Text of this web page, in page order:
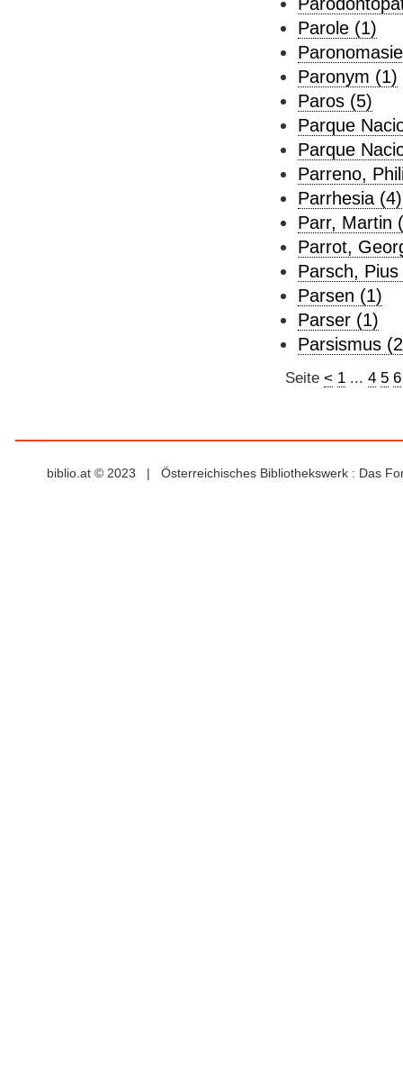
Parole (1)
Paronym (1)
Paros (5)
Parque
Parque
Parreno,
Parrhesia (4)
Parr, Martin
Parrot,
Parsch, Pius
Parsen (1)
Parser (1)
Parsismus
Seite < 1... 4 5 6
biblio.at © 2023 | Österreichisches Bibliothekswerk : Das